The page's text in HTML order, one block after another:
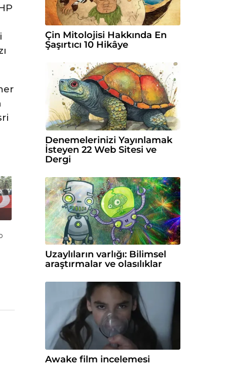
Çin Mitolojisi Hakkında En
Şaşırtıcı 10 Hikâye
Denemelerinizi Yayınlamak
İsteyen 22 Web Sitesi ve
Dergi
Uzaylıların varlığı: Bilimsel
araştırmalar ve olasılıklar
Awake film incelemesi